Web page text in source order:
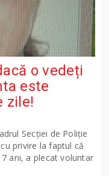
o vedeți
este
zile!
Secției de Poliție
privire la faptul că
ani, a plecat voluntar